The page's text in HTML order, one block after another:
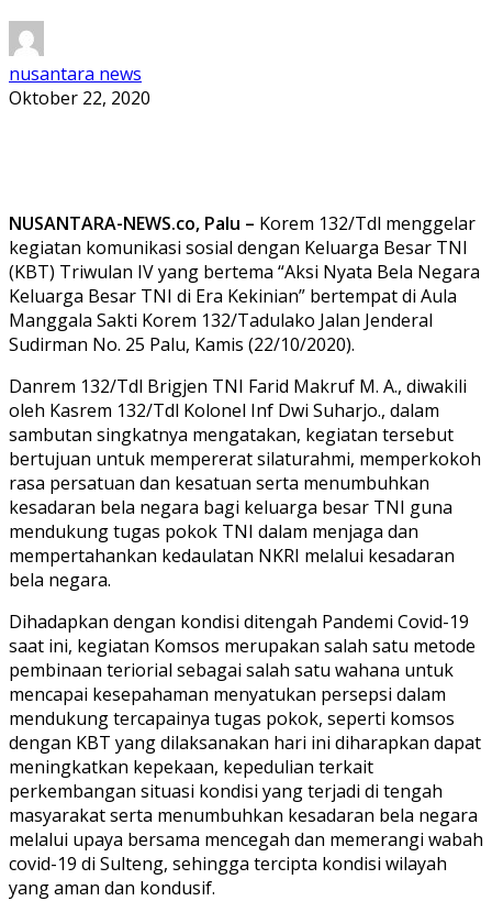
nusantara news
Oktober 22, 2020
NUSANTARA-NEWS.co, Palu – Korem 132/Tdl menggelar
kegiatan komunikasi sosial dengan Keluarga Besar TNI
(KBT) Triwulan IV yang bertema “Aksi Nyata Bela Negara
Keluarga Besar TNI di Era Kekinian” bertempat di Aula
Manggala Sakti Korem 132/Tadulako Jalan Jenderal
Sudirman No. 25 Palu, Kamis (22/10/2020).
Danrem 132/Tdl Brigjen TNI Farid Makruf M. A., diwakili
oleh Kasrem 132/Tdl Kolonel Inf Dwi Suharjo., dalam
sambutan singkatnya mengatakan, kegiatan tersebut
bertujuan untuk mempererat silaturahmi, memperkokoh
rasa persatuan dan kesatuan serta menumbuhkan
kesadaran bela negara bagi keluarga besar TNI guna
mendukung tugas pokok TNI dalam menjaga dan
mempertahankan kedaulatan NKRI melalui kesadaran
bela negara.
Dihadapkan dengan kondisi ditengah Pandemi Covid-19
saat ini, kegiatan Komsos merupakan salah satu metode
pembinaan teriorial sebagai salah satu wahana untuk
mencapai kesepahaman menyatukan persepsi dalam
mendukung tercapainya tugas pokok, seperti komsos
dengan KBT yang dilaksanakan hari ini diharapkan dapat
meningkatkan kepekaan, kepedulian terkait
perkembangan situasi kondisi yang terjadi di tengah
masyarakat serta menumbuhkan kesadaran bela negara
melalui upaya bersama mencegah dan memerangi wabah
covid-19 di Sulteng, sehingga tercipta kondisi wilayah
yang aman dan kondusif.